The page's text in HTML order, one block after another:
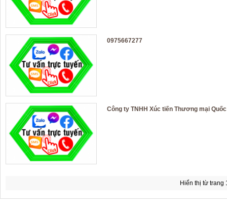
0975667277
Công ty TNHH Xúc tiến Thương mại Quốc
Hiển thị từ trang